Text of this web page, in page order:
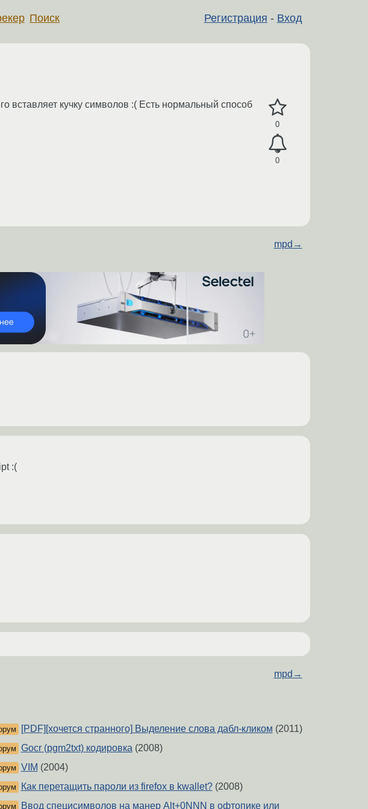
Регистрация - Вход
Поиск
0
0
вставляет кучку символов :( Есть нормальный способ
mpd →
:(
mpd →
[PDF][хочется странного] Выделение слова дабл-кликом (2011)
Gocr (pgm2txt) кодировка(2008)
VIM (2004)
Как перетащить пароли из firefox в kwallet?(2008)
Ввод специсимволов на манер Alt+0NNN в офтопике или